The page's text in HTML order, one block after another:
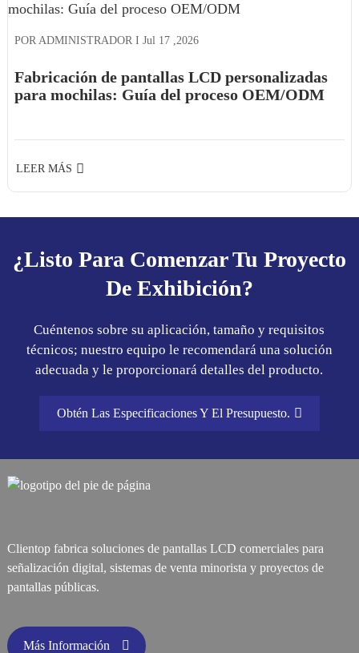
POR ADMINISTRADOR I Jul 17, 2026
Fabricación de pantallas LCD personalizadas
para mochilas: Guía del proceso OEM/ODM
LEER MÁS
¿Listo Para Comenzar Tu Proyecto
De Exhibición?
Cuéntenos sobre su aplicación, tamaño y requisitos
técnicos; nuestro equipo le recomendará una solución
adecuada y le proporcionará detalles del producto.
Obtén Las Especificaciones Y El Presupuesto.
Clientop fabrica soluciones de pantallas LCD comerciales para
señalización digital, sistemas de venta minorista y proyectos de
pantallas públicas.
Más Información